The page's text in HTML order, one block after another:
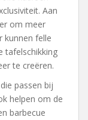
Aan
om meer
kunnen felle
tafelschikking
te creëren.
passen bij
helpen om de
barbecue